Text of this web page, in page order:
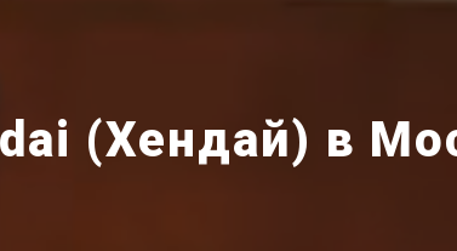
(Хендай) в